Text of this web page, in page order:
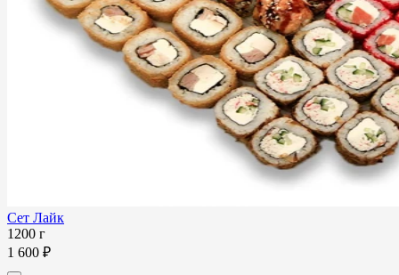
Сет Лайк
1200 г
1 600 ₽